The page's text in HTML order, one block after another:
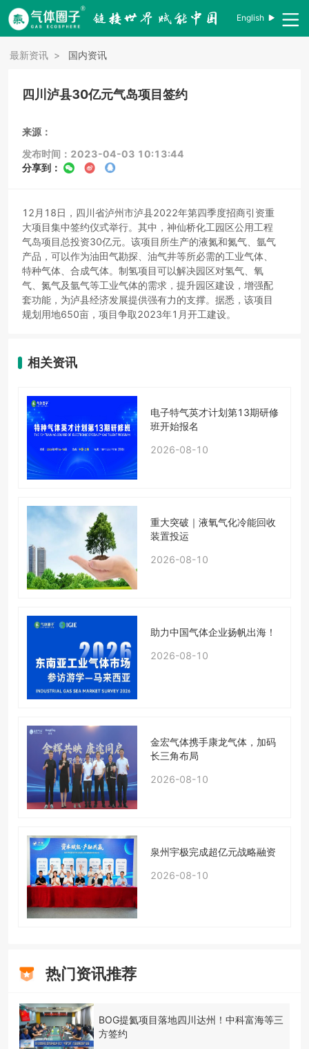
English
最新资讯 > 国内资讯
四川泸县30亿元气岛项目签约
来源：
发布时间：2023-04-03 10:13:44
分享到：
12月18日，四川省泸州市泸县2022年第四季度招商引资重
大项目集中签约仪式举行。其中，神仙桥化工园区公用工程
气岛项目总投资30亿元。该项目所生产的液氮和氮气、氩气
产品，可以作为油田气勘探、油气井等所必需的工业气体、
特种气体、合成气体。制氢项目可以解决园区对氢气、氧
气、氮气及氩气等工业气体的需求，提升园区建设，增强配
套功能，为泸县经济发展提供强有力的支撑。据悉，该项目
规划用地650亩，项目争取2023年1月开工建设。
相关资讯
电子特气英才计划第13期研修
班开始报名
2026-08-10
重大突破｜液氧气化冷能回收
装置投运
2026-08-10
助力中国气体企业扬帆出海！
2026-08-10
金宏气体携手康龙气体，加码
长三角布局
2026-08-10
泉州宇极完成超亿元战略融资
2026-08-10
热门资讯推荐
BOG提氦项目落地四川达州！中科富海等三
方签约